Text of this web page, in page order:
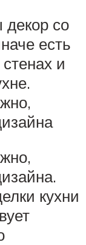
декор со
есть
и
кухни